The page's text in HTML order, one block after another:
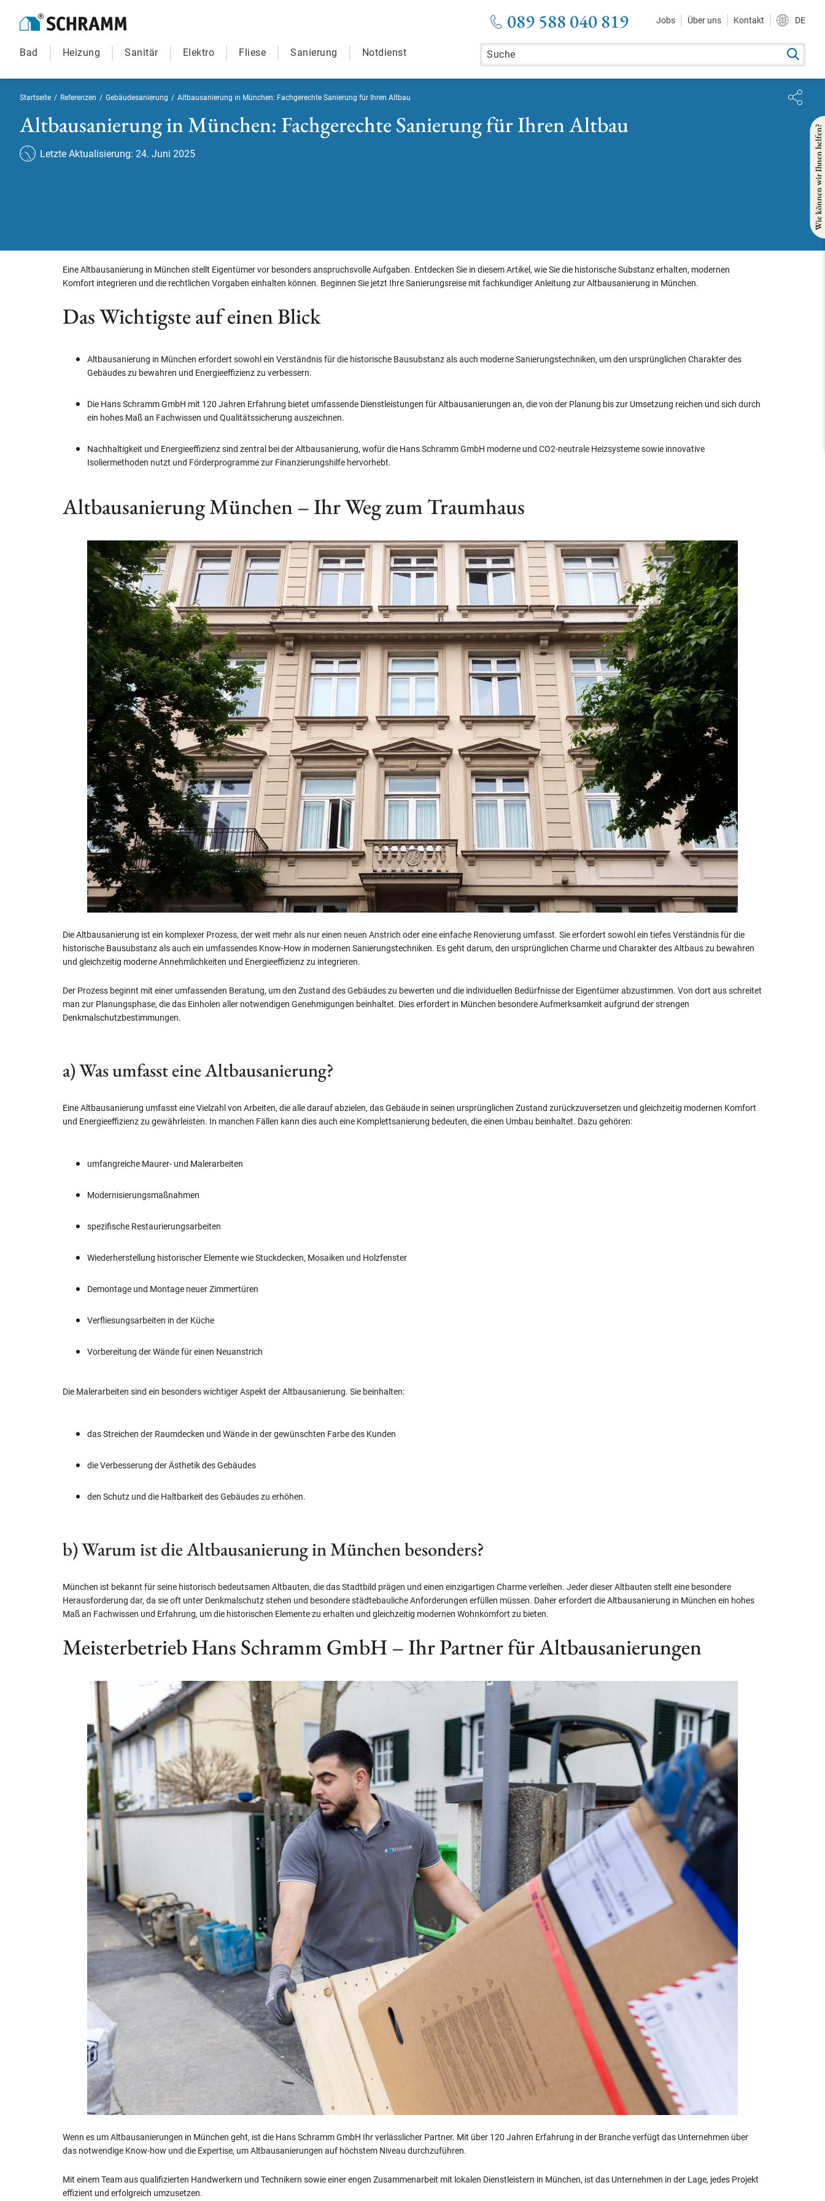
089 588 040 819 Jobs Über uns Kontakt DE
Bad Heizung Sanitär Elektro Fliese Sanierung Notdienst
Startseite / Referenzen / Gebäudesanierung / Altbausanierung in München: Fachgerechte Sanierung für Ihren Altbau
Altbausanierung in München: Fachgerechte Sanierung für Ihren Altbau
Letzte Aktualisierung: 24. Juni 2025
Eine Altbausanierung in München stellt Eigentümer vor besonders anspruchsvolle Aufgaben. Entdecken Sie in diesem Artikel, wie Sie die historische Substanz erhalten, modernen
Komfort integrieren und die rechtlichen Vorgaben einhalten können. Beginnen Sie jetzt Ihre Sanierungsreise mit fachkundiger Anleitung zur Altbausanierung in München.
Das Wichtigste auf einen Blick
Altbausanierung in München erfordert sowohl ein Verständnis für die historische Bausubstanz als auch moderne Sanierungstechniken, um den ursprünglichen Charakter des
Gebäudes zu bewahren und Energieeffizienz zu verbessern.
Die Hans Schramm GmbH mit 120 Jahren Erfahrung bietet umfassende Dienstleistungen für Altbausanierungen an, die von der Planung bis zur Umsetzung reichen und sich durch
ein hohes Maß an Fachwissen und Qualitätssicherung auszeichnen.
Nachhaltigkeit und Energieeffizienz sind zentral bei der Altbausanierung, wofür die Hans Schramm GmbH moderne und CO2-neutrale Heizsysteme sowie innovative
Isoliermethoden nutzt und Förderprogramme zur Finanzierungshilfe hervorhebt.
Altbausanierung München – Ihr Weg zum Traumhaus
Die Altbausanierung ist ein komplexer Prozess, der weit mehr als nur einen neuen Anstrich oder eine einfache Renovierung umfasst. Sie erfordert sowohl ein tiefes Verständnis für die
historische Bausubstanz als auch ein umfassendes Know-How in modernen Sanierungstechniken. Es geht darum, den ursprünglichen Charme und Charakter des Altbaus zu bewahren
und gleichzeitig moderne Annehmlichkeiten und Energieeffizienz zu integrieren.
Der Prozess beginnt mit einer umfassenden Beratung, um den Zustand des Gebäudes zu bewerten und die individuellen Bedürfnisse der Eigentümer abzustimmen. Von dort aus schreitet
man zur Planungsphase, die das Einholen aller notwendigen Genehmigungen beinhaltet. Dies erfordert in München besondere Aufmerksamkeit aufgrund der strengen
Denkmalschutzbestimmungen.
a) Was umfasst eine Altbausanierung?
Eine Altbausanierung umfasst eine Vielzahl von Arbeiten, die alle darauf abzielen, das Gebäude in seinen ursprünglichen Zustand zurückzuversetzen und gleichzeitig modernen Komfort
und Energieeffizienz zu gewährleisten. In manchen Fällen kann dies auch eine Komplettsanierung bedeuten, die einen Umbau beinhaltet. Dazu gehören:
umfangreiche Maurer- und Malerarbeiten
Modernisierungsmaßnahmen
spezifische Restaurierungsarbeiten
Wiederherstellung historischer Elemente wie Stuckdecken, Mosaiken und Holzfenster
Demontage und Montage neuer Zimmertüren
Verfliesungsarbeiten in der Küche
Vorbereitung der Wände für einen Neuanstrich
Die Malerarbeiten sind ein besonders wichtiger Aspekt der Altbausanierung. Sie beinhalten:
das Streichen der Raumdecken und Wände in der gewünschten Farbe des Kunden
die Verbesserung der Ästhetik des Gebäudes
den Schutz und die Haltbarkeit des Gebäudes zu erhöhen.
b) Warum ist die Altbausanierung in München besonders?
München ist bekannt für seine historisch bedeutsamen Altbauten, die das Stadtbild prägen und einen einzigartigen Charme verleihen. Jeder dieser Altbauten stellt eine besondere
Herausforderung dar, da sie oft unter Denkmalschutz stehen und besondere städtebauliche Anforderungen erfüllen müssen. Daher erfordert die Altbausanierung in München ein hohes
Maß an Fachwissen und Erfahrung, um die historischen Elemente zu erhalten und gleichzeitig modernen Wohnkomfort zu bieten.
Meisterbetrieb Hans Schramm GmbH – Ihr Partner für Altbausanierungen
Wenn es um Altbausanierungen in München geht, ist die Hans Schramm GmbH Ihr verlässlicher Partner. Mit über 120 Jahren Erfahrung in der Branche verfügt das Unternehmen über
das notwendige Know-how und die Expertise, um Altbausanierungen auf höchstem Niveau durchzuführen.
Mit einem Team aus qualifizierten Handwerkern und Technikern sowie einer engen Zusammenarbeit mit lokalen Dienstleistern in München, ist das Unternehmen in der Lage, jedes Projekt
effizient und erfolgreich umzusetzen.
Wie können wir Ihnen helfen?